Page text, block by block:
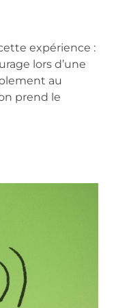
expérience :
lors d’une
au
prend le